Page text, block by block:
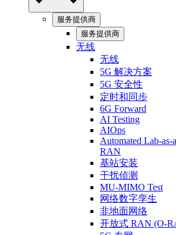
服务提供商
服务提供商
无线
无线
5G 解决方案
5G 安全性
定时和同步
6G Forward
AI Testing
AIOps
Automated Lab-as-
RAN
基站安装
干扰侦测
MU-MIMO Test
网络数字孪生
非地面网络
开放式 RAN (O-